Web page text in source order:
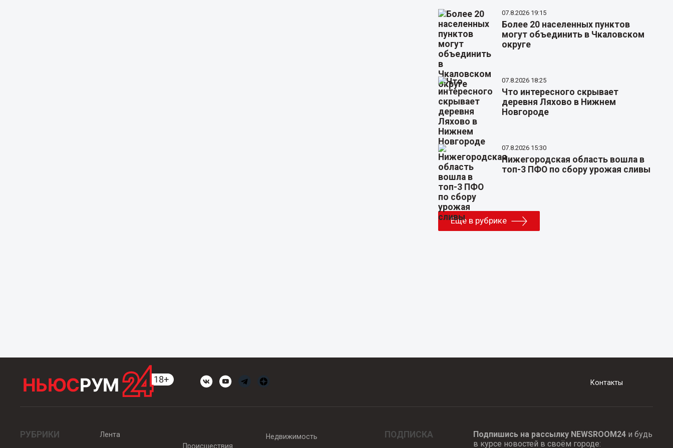
07.8.2026 19:15
Более 20 населенных пунктов
могут объединить в Чкаловском
округе
07.8.2026 18:25
Что интересного скрывает
деревня Ляхово в Нижнем
Новгороде
07.8.2026 15:30
Нижегородская область вошла в
топ-3 ПФО по сбору урожая сливы
Еще в рубрике
Контакты
РУБРИКИ
Лента
Происшествия
Недвижимость ПОДПИСКА Подпишись на рассылку NEWSROOM24и будь
в курсе новостей в своём городе: